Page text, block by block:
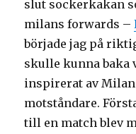
slut sockerkakan
milans forwards –
började jag på
skulle kunna baka
inspirerat av Milan
motståndare.
till en match blev